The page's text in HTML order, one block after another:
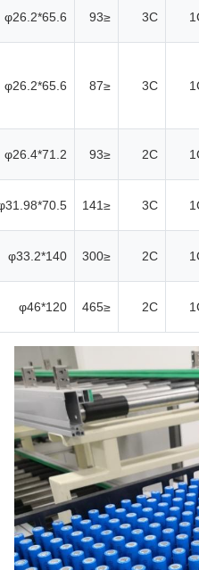
3C
φ26.2*65.6
3C
φ26.2*65.6
2C
φ26.4*71.2
3C
φ31.98*70.5
2C
φ33.2*140
2C
φ46*120